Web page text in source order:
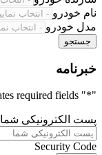
نام خودرو
مدل خودرو
جستجو
خبرنامه
"
*
" indicates required fields
پست الکترونیکی شما
Security Code